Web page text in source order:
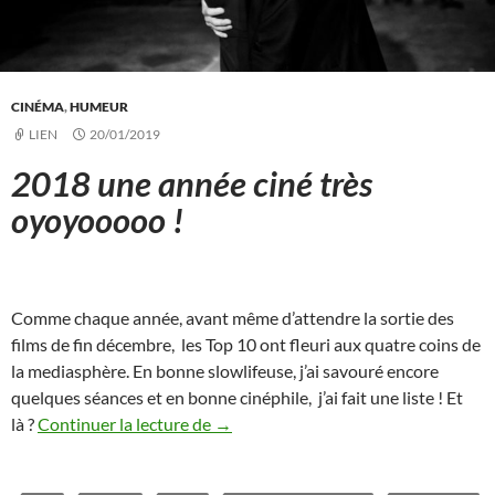
CINÉMA,HUMEUR
LIEN
20/01/2019
2018 une année ciné très
oyoyooooo !
Comme chaque année, avant même d’attendre la sortie des
films de fin décembre, les Top 10 ont fleuri aux quatre coins de
la mediasphère. En bonne slowlifeuse, j’ai savouré encore
quelques séances et en bonne cinéphile, j’ai fait une liste ! Et
là ?Continuer la lecture de On s’fait un film de 2018
→